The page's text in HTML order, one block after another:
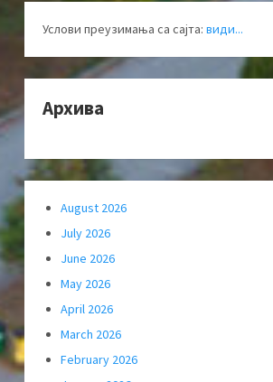
Услови преузимања са сајта: види...
Архива
August 2026
July 2026
June 2026
May 2026
April 2026
March 2026
February 2026